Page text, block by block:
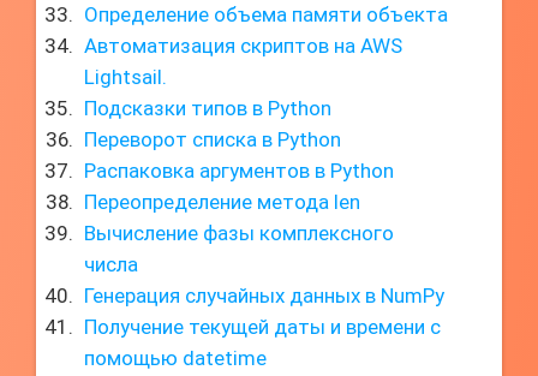
Определение объема памяти объекта
Автоматизация скриптов на AWS
Lightsail.
Подсказки типов в Python
Переворот списка в Python
Распаковка аргументов в Python
Переопределение метода len
Вычисление фазы комплексного
числа
Генерация случайных данных в NumPy
Получение текущей даты и времени с
помощью datetime